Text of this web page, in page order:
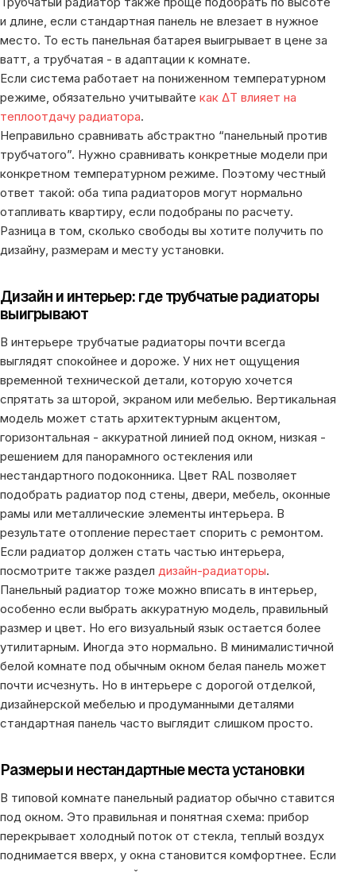
и длине, если стандартная панель не влезает в нужное
место. То есть панельная батарея выигрывает в цене за
ватт, а трубчатая - в адаптации к комнате.
Если система работает на пониженном температурном
режиме, обязательно учитывайте как ΔT влияет на
теплоотдачу радиатора.
Неправильно сравнивать абстрактно “панельный против
трубчатого”. Нужно сравнивать конкретные модели при
конкретном температурном режиме. Поэтому честный
ответ такой: оба типа радиаторов могут нормально
отапливать квартиру, если подобраны по расчету.
Разница в том, сколько свободы вы хотите получить по
дизайну, размерам и месту установки.
Дизайн и интерьер: где трубчатые радиаторы
выигрывают
В интерьере трубчатые радиаторы почти всегда
выглядят спокойнее и дороже. У них нет ощущения
временной технической детали, которую хочется
спрятать за шторой, экраном или мебелью. Вертикальная
модель может стать архитектурным акцентом,
горизонтальная - аккуратной линией под окном, низкая -
решением для панорамного остекления или
нестандартного подоконника. Цвет RAL позволяет
подобрать радиатор под стены, двери, мебель, оконные
рамы или металлические элементы интерьера. В
результате отопление перестает спорить с ремонтом.
Если радиатор должен стать частью интерьера,
посмотрите также раздел дизайн-радиаторы.
Панельный радиатор тоже можно вписать в интерьер,
особенно если выбрать аккуратную модель, правильный
размер и цвет. Но его визуальный язык остается более
утилитарным. Иногда это нормально. В минималистичной
белой комнате под обычным окном белая панель может
почти исчезнуть. Но в интерьере с дорогой отделкой,
дизайнерской мебелью и продуманными деталями
стандартная панель часто выглядит слишком просто.
Размеры и нестандартные места установки
В типовой комнате панельный радиатор обычно ставится
под окном. Это правильная и понятная схема: прибор
перекрывает холодный поток от стекла, теплый воздух
поднимается вверх, у окна становится комфортнее. Если